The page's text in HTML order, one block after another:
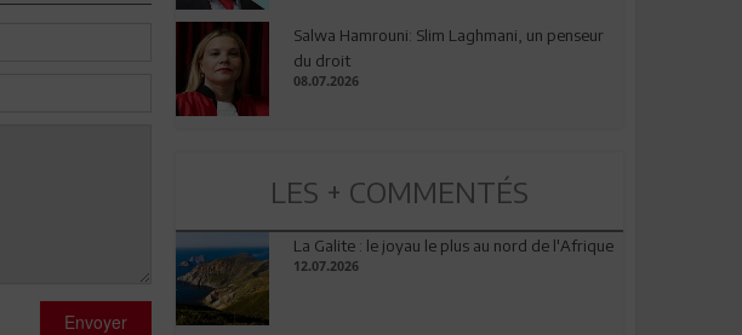
Envoyer
Salwa Hamrouni: Slim Laghmani, un penseur
du droit
08.07.2026
LES + COMMENTÉS
La Galite : le joyau le plus au nord de l'Afrique
12.07.2026